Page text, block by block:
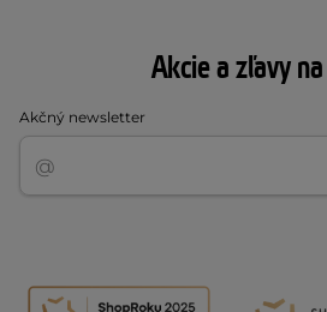
Akcie a zľavy
Akčný newsletter